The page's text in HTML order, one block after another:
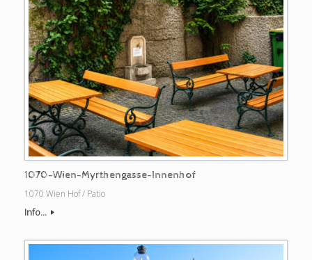
1070-Wien-Myrthengasse-Innenhof
1070 Wien Hof / Patio
Info...